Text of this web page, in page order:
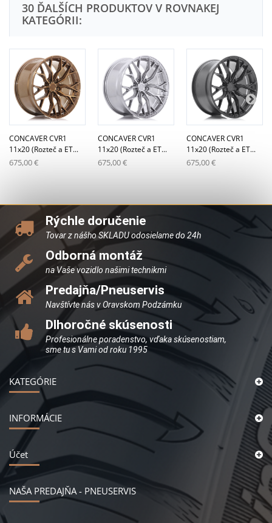
30 ĎALŠÍCH PRODUKTOV V ROVNAKEJ
KATEGÓRII:
CONCAVER CVR1
11x20 (Rozteč a ET...
675,00 €
CONCAVER CVR1
11x20 (Rozteč a ET...
675,00 €
CONCAVER CVR1
11x20 (Rozteč a ET...
675,00 €
Rýchle doručenie
Tovar z nášho SKLADU odosielame do 24h
Odborná montáž
na Vaše vozidlo našimi technikmi
Predajňa/Pneuservis
Navštívte nás v Oravskom Podzámku
Dlhoročné skúsenosti
Profesionálne poradenstvo, vďaka skúsenostiam,
sme tu s Vami od roku 1995
KATEGÓRIE
INFORMÁCIE
Účet
NAŠA PREDAJŇA - PNEUSERVIS